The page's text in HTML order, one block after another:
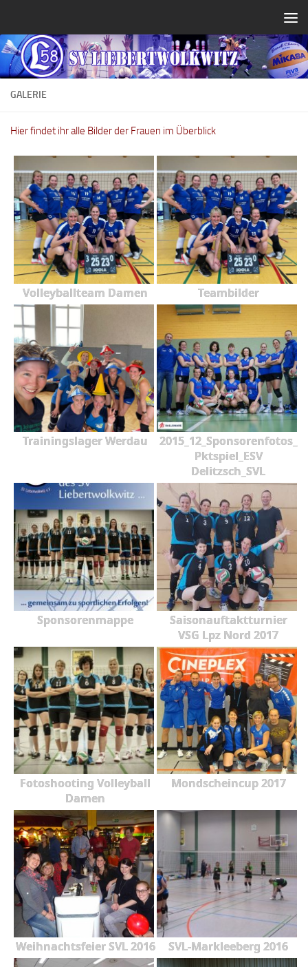
GALERIE
Hier findet ihr alle Bilder der Frauen im Überblick
Volleyballteam Damen Teambilder
Trainingslager Werdau
2015_12_Sponsorenfotos_
Pktspiel_ESV
Delitzsch_SVL
Sponsorenmappe
Saisonauftaktturnier
VSG Lpz Nord 2017
Fotoshooting Volleyball
Damen
Mondscheincup 2017
Weihnachtsfeier SVL 2016 SVL-Markleeberg 2016